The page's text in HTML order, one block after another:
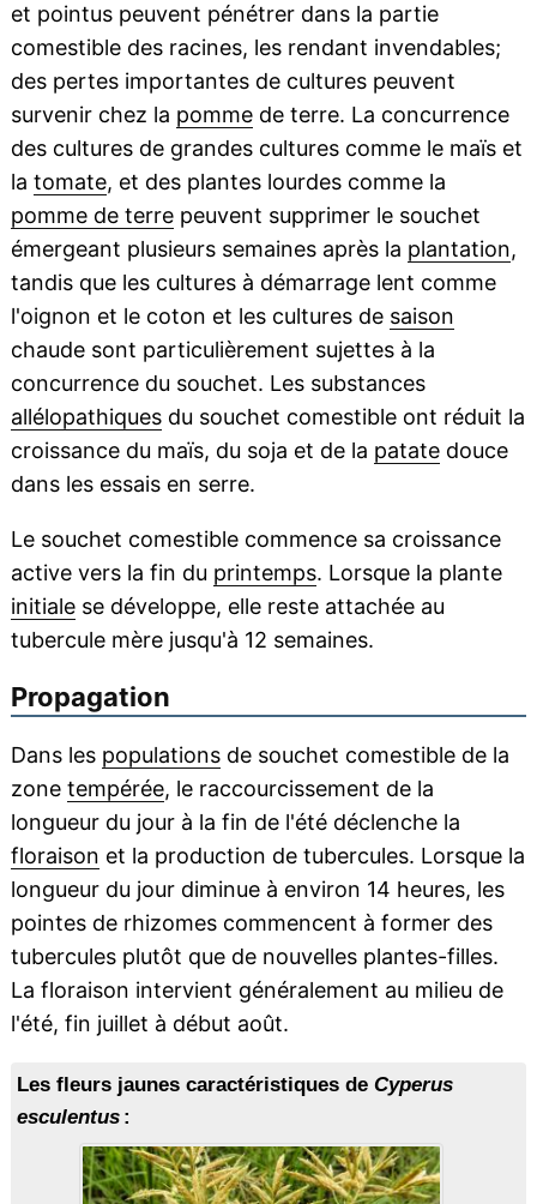
et pointus peuvent pénétrer dans la partie
comestible des racines, les rendant invendables;
des pertes importantes de cultures peuvent
survenir chez la pommede terre. La concurrence
des cultures de grandes cultures comme le maïs et
la tomate, et des plantes lourdes comme la
pomme de terrepeuvent supprimer le souchet
émergeant plusieurs semaines après la plantation,
tandis que les cultures à démarrage lent comme
l'oignon et le coton et les cultures de saison
chaude sont particulièrement sujettes à la
concurrence du souchet. Les substances
allélopathiquesdu souchet comestible ont réduit la
croissance du maïs, du soja et de la patatedouce
dans les essais en serre.
Le souchet comestible commence sa croissance
active vers la fin du printemps. Lorsque la plante
initialese développe, elle reste attachée au
tubercule mère jusqu'à 12 semaines.
Propagation
Dans les populationsde souchet comestible de la
zone tempérée, le raccourcissement de la
longueur du jour à la fin de l'été déclenche la
floraison et la production de tubercules. Lorsque la
longueur du jour diminue à environ 14 heures, les
pointes de rhizomes commencent à former des
tubercules plutôt que de nouvelles plantes-filles.
La floraison intervient généralement au milieu de
l'été, fin juillet à début août.
Les fleurs jaunes caractéristiques de Cyperus
esculentus: